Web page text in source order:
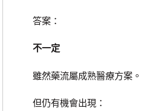
答案：
不一定
雖然藥流屬成熟醫療方案。
但仍有機會出現：